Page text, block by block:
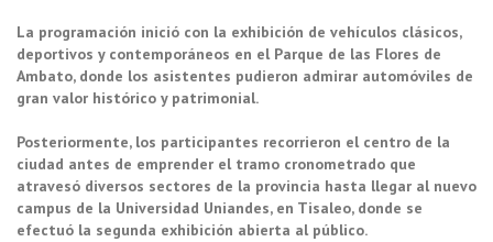
La programación inició con la exhibición de vehículos clásicos,
deportivos y contemporáneos en el Parque de las Flores de
Ambato, donde los asistentes pudieron admirar automóviles de
gran valor histórico y patrimonial.
Posteriormente, los participantes recorrieron el centro de la
ciudad antes de emprender el tramo cronometrado que
atravesó diversos sectores de la provincia hasta llegar al nuevo
campus de la Universidad Uniandes, en Tisaleo, donde se
efectuó la segunda exhibición abierta al público.